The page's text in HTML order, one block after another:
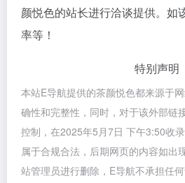
颜悦色的站长进行洽谈提供。如
率等！
特别声明
本站E导航提供的茶颜悦色都来源于
确性和完整性，同时，对于该外部链
控制，在2025年5月7日 下午3:50收
属于合规合法，后期网页的内容如出
站管理员进行删除，E导航不承担任何